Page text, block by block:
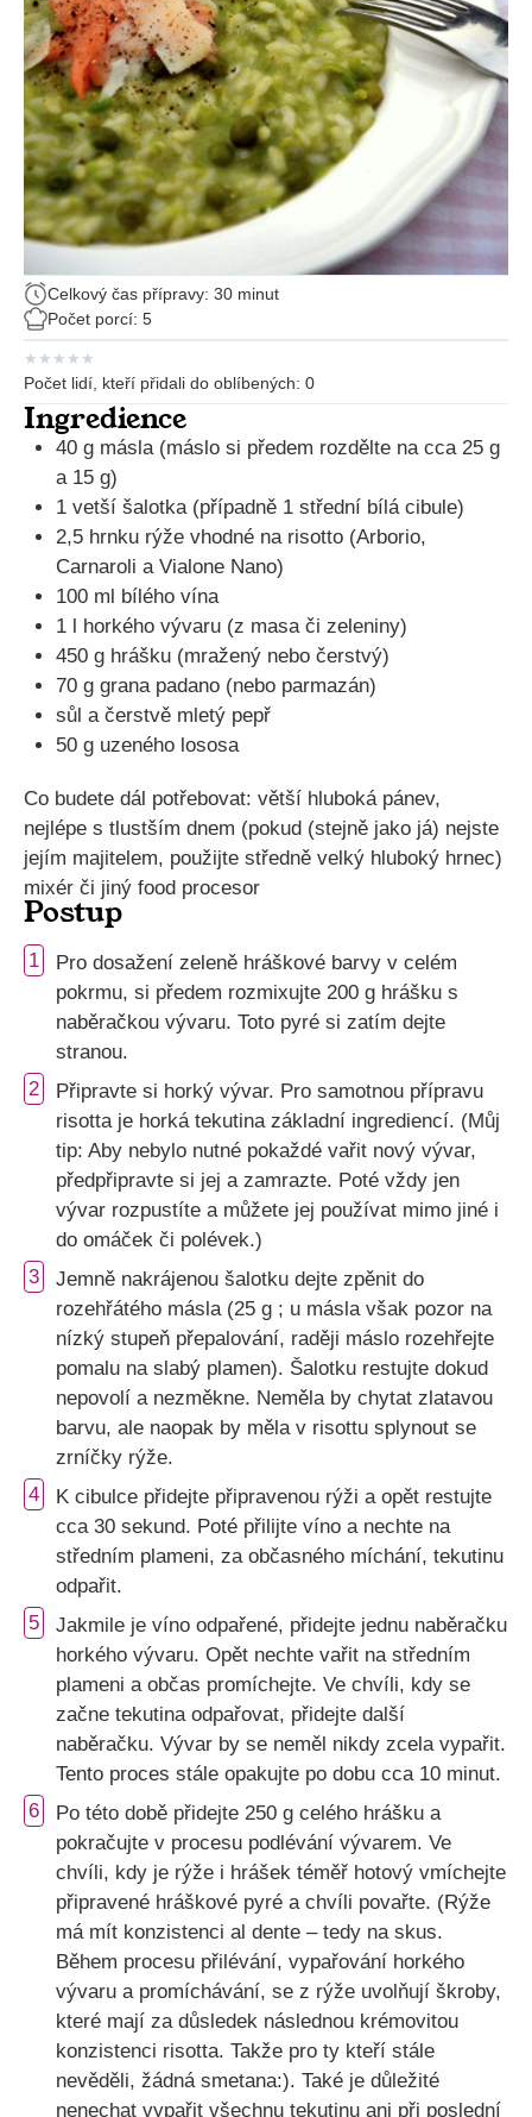
Celkový čas přípravy: 30 minut
Počet porcí: 5
★ ★ ★ ★ ★
Počet lidí, kteří přidali do oblíbených: 0
Ingredience
40 g másla (máslo si předem rozdělte na cca 25 g
a 15 g)
1 vetší šalotka (případně 1 střední bílá cibule)
2,5 hrnku rýže vhodné na risotto (Arborio,
Carnaroli a Vialone Nano)
100 ml bílého vína
1 l horkého vývaru (z masa či zeleniny)
450 g hrášku (mražený nebo čerstvý)
70 g grana padano (nebo parmazán)
sůl a čerstvě mletý pepř
50 g uzeného lososa
Co budete dál potřebovat: větší hluboká pánev,
nejlépe s tlustším dnem (pokud (stejně jako já) nejste
jejím majitelem, použijte středně velký hluboký hrnec)
mixér či jiný food procesor
Postup
1
Pro dosažení zeleně hráškové barvy v celém
pokrmu, si předem rozmixujte 200 g hrášku s
naběračkou vývaru. Toto pyré si zatím dejte
stranou.
2
Připravte si horký vývar. Pro samotnou přípravu
risotta je horká tekutina základní ingrediencí. (Můj
tip: Aby nebylo nutné pokaždé vařit nový vývar,
předpřipravte si jej a zamrazte. Poté vždy jen
vývar rozpustíte a můžete jej používat mimo jiné i
do omáček či polévek.)
3
Jemně nakrájenou šalotku dejte zpěnit do
rozehřátého másla (25 g ; u másla však pozor na
nízký stupeň přepalování, raději máslo rozehřejte
pomalu na slabý plamen). Šalotku restujte dokud
nepovolí a nezměkne. Neměla by chytat zlatavou
barvu, ale naopak by měla v risottu splynout se
zrníčky rýže.
4
K cibulce přidejte připravenou rýži a opět restujte
cca 30 sekund. Poté přilijte víno a nechte na
středním plameni, za občasného míchání, tekutinu
odpařit.
5
Jakmile je víno odpařené, přidejte jednu naběračku
horkého vývaru. Opět nechte vařit na středním
plameni a občas promíchejte. Ve chvíli, kdy se
začne tekutina odpařovat, přidejte další
naběračku. Vývar by se neměl nikdy zcela vypařit.
Tento proces stále opakujte po dobu cca 10 minut.
6
Po této době přidejte 250 g celého hrášku a
pokračujte v procesu podlévání vývarem. Ve
chvíli, kdy je rýže i hrášek téměř hotový vmíchejte
připravené hráškové pyré a chvíli povařte. (Rýže
má mít konzistenci al dente – tedy na skus.
Během procesu přilévání, vypařování horkého
vývaru a promíchávání, se z rýže uvolňují škroby,
které mají za důsledek následnou krémovitou
konzistenci risotta. Takže pro ty kteří stále
nevěděli, žádná smetana:). Také je důležité
nenechat vypařit všechnu tekutinu ani při poslední